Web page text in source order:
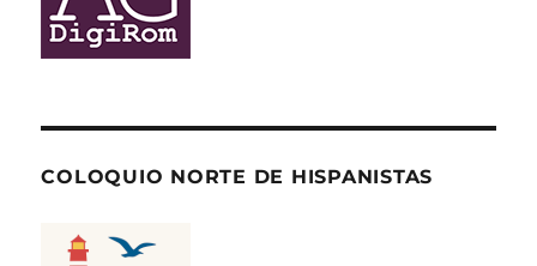
COLOQUIO NORTE DE HISPANISTAS